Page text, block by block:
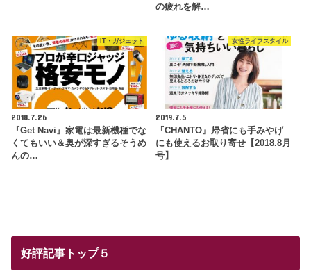
の疲れを解…
IT・ガジェット
2018.7.26
『Get Navi』家電は最新機種でな
くてもいい＆奥が深すぎるそうめ
んの…
女性ライフスタイル
2019.7.5
『CHANTO』帰省にも手みやげ
にも使えるお取り寄せ【2018.8月
号】
好評記事トップ５